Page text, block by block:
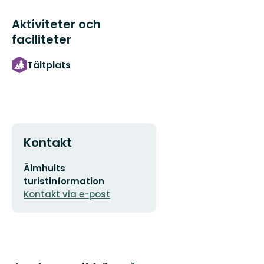
Aktiviteter och
faciliteter
Tältplats
Kontakt
E-
postadress
Älmhults
turistinformation
Kontakt via e-post